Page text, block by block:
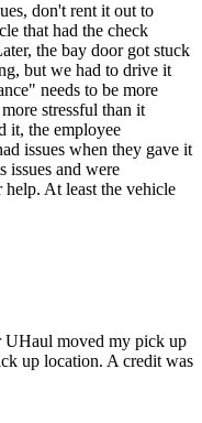
don't rent it out to
that had the check
the bay door got stuck
but we had to drive it
needs to be more
stressful than it
it, the employee
issues when they gave it
issues and were
help. At least the vehicle
UHaul moved my pick up
up location. A credit was